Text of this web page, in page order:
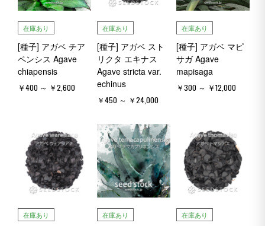
在庫あり
[種子] アガベ チア
ペンシス Agave
chiapensis
￥400 ～ ￥2,600
在庫あり
[種子] アガベ スト
リクタ エキナス
Agave stricta var.
echinus
￥450 ～ ￥24,000
在庫あり
[種子] アガベ マピ
サガ Agave
mapisaga
￥300 ～ ￥12,000
在庫あり 在庫あり 在庫あり